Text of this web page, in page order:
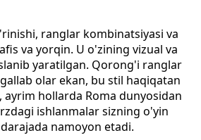
ranglar kombinatsiyasi va
va yorqin. U o'zining vizual va
yaratilgan. Qorong'i ranglar
olar ekan, bu stil haqiqatan
ayrim hollarda Roma dunyosidan
ishlanmalar sizning o'yin
namoyon etadi.